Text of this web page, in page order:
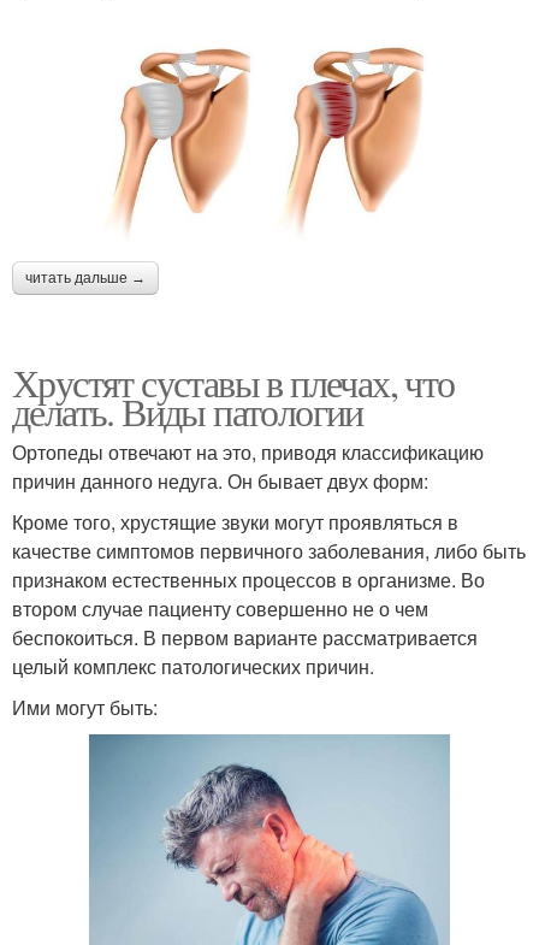
читать дальше →
Хрустят суставы в плечах, что
делать. Виды патологии
Ортопеды отвечают на это, приводя классификацию
причин данного недуга. Он бывает двух форм:
Кроме того, хрустящие звуки могут проявляться в
качестве симптомов первичного заболевания, либо быть
признаком естественных процессов в организме. Во
втором случае пациенту совершенно не о чем
беспокоиться. В первом варианте рассматривается
целый комплекс патологических причин.
Ими могут быть: